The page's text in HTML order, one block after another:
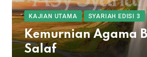
KAJIAN UTAMA SYARIAH EDISI 3
Kemurnian Agama
Salaf